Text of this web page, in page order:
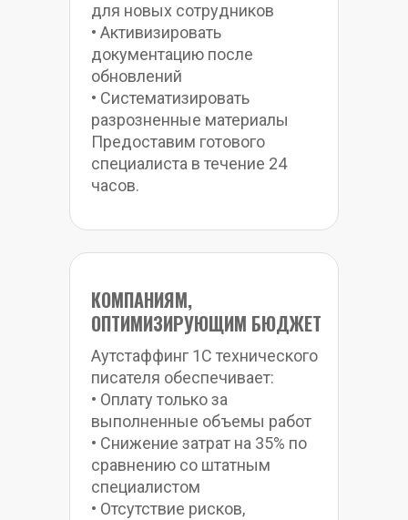
для новых сотрудников
• Активизировать
документацию после
обновлений
• Систематизировать
разрозненные материалы
Предоставим готового
специалиста в течение 24
часов.
КОМПАНИЯМ,
ОПТИМИЗИРУЮЩИМ БЮДЖЕТ
Аутстаффинг 1С технического
писателя обеспечивает:
• Оплату только за
выполненные объемы работ
• Снижение затрат на 35% по
сравнению со штатным
специалистом
• Отсутствие рисков,